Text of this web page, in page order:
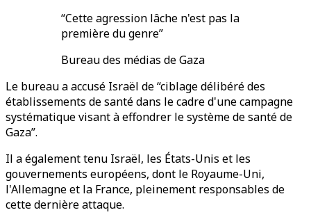
“Cette agression lâche n'est pas la
première du genre”
Bureau des médias de Gaza
Le bureau a accusé Israël de “ciblage délibéré des
établissements de santé dans le cadre d'une campagne
systématique visant à effondrer le système de santé de
Gaza”.
Il a également tenu Israël, les États-Unis et les
gouvernements européens, dont le Royaume-Uni,
l'Allemagne et la France, pleinement responsables de
cette dernière attaque.